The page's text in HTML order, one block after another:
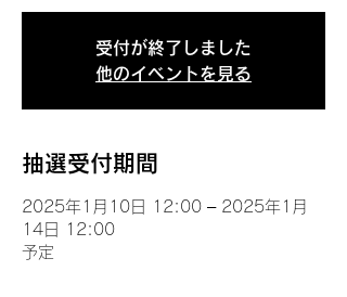
受付が終了しました
他のイベントを見る
抽選受付期間
2025年1月10日 12:00 – 2025年1月
14日 12:00
予定